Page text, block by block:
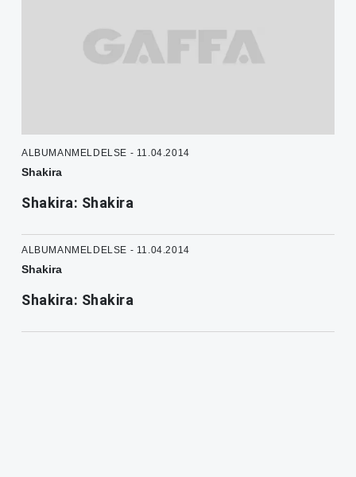
ALBUMANMELDELSE - 11.04.2014
Shakira
Shakira: Shakira
ALBUMANMELDELSE - 11.04.2014
Shakira
Shakira: Shakira